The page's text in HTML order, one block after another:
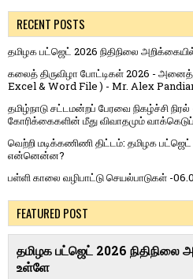
RECENT POSTS
தமிழக பட்ஜெட் 2026 நிதிநிலை
கலைத் திருவிழா போட்டிகள் 2026 -
Excel & Word File ) - Mr. Alex
தமிழ்நாடு சட்டமன்றப் பேரவை நிகழ்ச்சி
கோரிக்கைகளின் மீது விவாதமும்
வெற்றி மடிக்கணிணி திட்டம்: தமிழக
என்னென்ன?
பள்ளி காலை வழிபாட்டு செயல்பாடுகள் -
FEATURED POST
தமிழக பட்ஜெட் 2026 நிதிநிலை
உள்ளே